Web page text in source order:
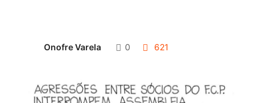
Onofre Varela 0 621